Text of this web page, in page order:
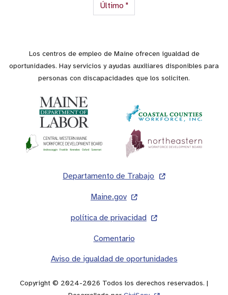
Última página
Último "
Los centros de empleo de Maine ofrecen igualdad de
oportunidades. Hay servicios y ayudas auxiliares disponibles para
personas con discapacidades que los soliciten.
Departamento de Trabajo
Maine.gov
política de privacidad
Comentario
Aviso de igualdad de oportunidades
Copyright © 2024-2026 Todos los derechos reservados. |